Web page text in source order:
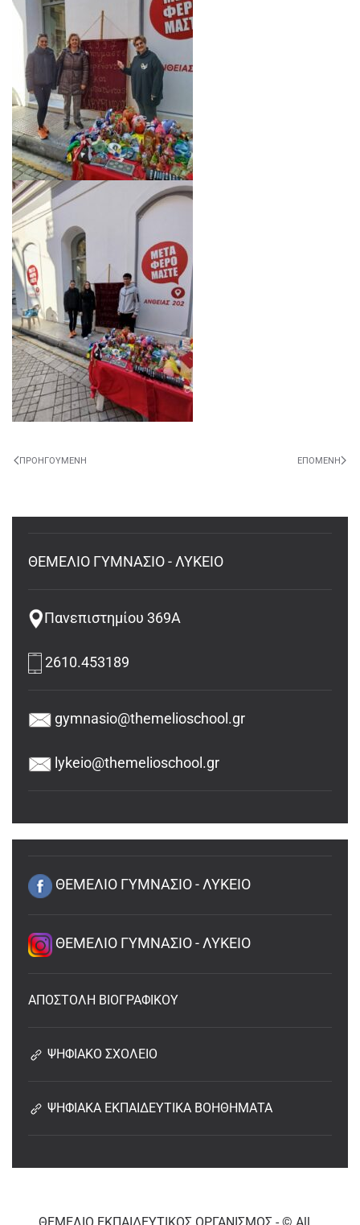
ΠΡΟΗΓΟΎΜΕΝΗ ΕΠΌΜΕΝΗ
ΘΕΜΕΛΙΟ ΓΥΜΝΑΣΙΟ - ΛΥΚΕΙΟ
Πανεπιστημίου 369Α
2610.453189
gymnasio@themelioschool.gr
lykeio@themelioschool.gr
ΘΕΜΕΛΙΟ ΓΥΜΝΑΣΙΟ - ΛΥΚΕΙΟ
ΘΕΜΕΛΙΟ ΓΥΜΝΑΣΙΟ - ΛΥΚΕΙΟ
ΑΠΟΣΤΟΛΗ ΒΙΟΓΡΑΦΙΚΟΥ
ΨΗΦΙΑΚΟ ΣΧΟΛΕΙΟ
ΨΗΦΙΑΚΑ ΕΚΠΑΙΔΕΥΤΙΚΑ ΒΟΗΘΗΜΑΤΑ